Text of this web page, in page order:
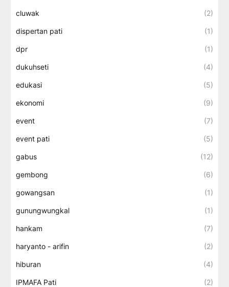
cluwak (2)
dispertan pati (1)
dpr (1)
dukuhseti (4)
edukasi (5)
ekonomi (9)
event (7)
event pati (5)
gabus (12)
gembong (6)
gowangsan (1)
gunungwungkal (1)
hankam (7)
haryanto - arifin (2)
hiburan (4)
IPMAFA Pati (2)